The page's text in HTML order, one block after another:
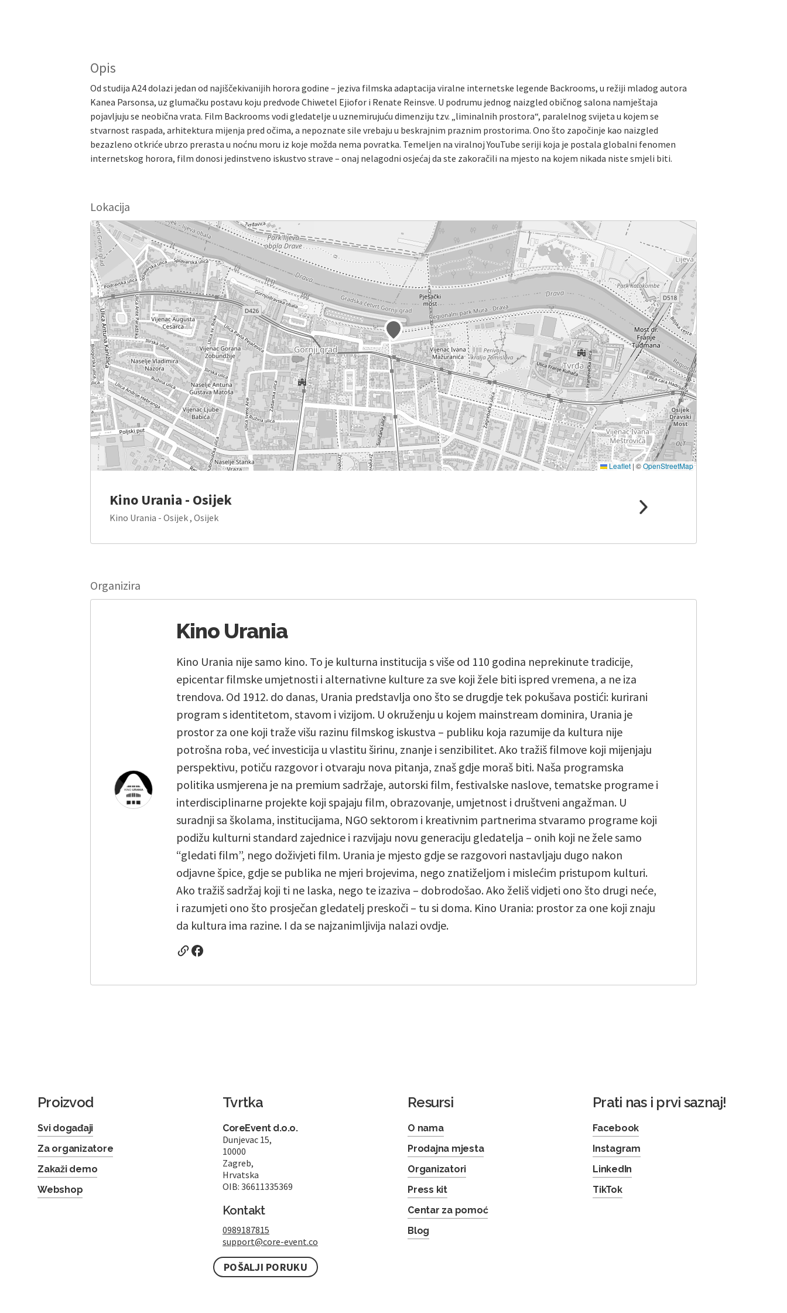
Opis
Od studija A24 dolazi jedan od najiščekivanijih horora godine – jeziva filmska adaptacija viralne internetske legende Backrooms, u režiji mladog autora
Kanea Parsonsa, uz glumačku postavu koju predvode Chiwetel Ejiofor i Renate Reinsve. U podrumu jednog naizgled običnog salona namještaja
pojavljuju se neobična vrata. Film Backrooms vodi gledatelje u uznemirujuću dimenziju tzv. „liminalnih prostora“, paralelnog svijeta u kojem se
stvarnost raspada, arhitektura mijenja pred očima, a nepoznate sile vrebaju u beskrajnim praznim prostorima. Ono što započinje kao naizgled
bezazleno otkriće ubrzo prerasta u noćnu moru iz koje možda nema povratka. Temeljen na viralnoj YouTube seriji koja je postala globalni fenomen
internetskog horora, film donosi jedinstveno iskustvo strave – onaj nelagodni osjećaj da ste zakoračili na mjesto na kojem nikada niste smjeli biti.
Lokacija
Leaflet | ©OpenStreetMap
Kino Urania - Osijek
Kino Urania - Osijek , Osijek
Organizira
Kino Urania
Kino Urania nije samo kino. To je kulturna institucija s više od 110 godina neprekinute tradicije,
epicentar filmske umjetnosti i alternativne kulture za sve koji žele biti ispred vremena, a ne iza
trendova. Od 1912. do danas, Urania predstavlja ono što se drugdje tek pokušava postići: kurirani
program s identitetom, stavom i vizijom. U okruženju u kojem mainstream dominira, Urania je
prostor za one koji traže višu razinu filmskog iskustva – publiku koja razumije da kultura nije
potrošna roba, već investicija u vlastitu širinu, znanje i senzibilitet. Ako tražiš filmove koji mijenjaju
perspektivu, potiču razgovor i otvaraju nova pitanja, znaš gdje moraš biti. Naša programska
politika usmjerena je na premium sadržaje, autorski film, festivalske naslove, tematske programe i
interdisciplinarne projekte koji spajaju film, obrazovanje, umjetnost i društveni angažman. U
suradnji sa školama, institucijama, NGO sektorom i kreativnim partnerima stvaramo programe koji
podižu kulturni standard zajednice i razvijaju novu generaciju gledatelja – onih koji ne žele samo
“gledati film”, nego doživjeti film. Urania je mjesto gdje se razgovori nastavljaju dugo nakon
odjavne špice, gdje se publika ne mjeri brojevima, nego znatiželjom i mislećim pristupom kulturi.
Ako tražiš sadržaj koji ti ne laska, nego te izaziva – dobrodošao. Ako želiš vidjeti ono što drugi neće,
i razumjeti ono što prosječan gledatelj preskoči – tu si doma. Kino Urania: prostor za one koji znaju
da kultura ima razine. I da se najzanimljivija nalazi ovdje.
Proizvod
Svi događaji
Za organizatore
Zakaži demo
Webshop
Tvrtka
CoreEvent d.o.o.
Dunjevac 15,
10000
Zagreb,
Hrvatska
OIB: 36611335369
Kontakt
0989187815
support@core-event.co
POŠALJI PORUKU
Resursi
O nama
Prodajna mjesta
Organizatori
Press kit
Centar za pomoć
Blog
Prati nas i prvi saznaj!
Facebook
Instagram
LinkedIn
TikTok